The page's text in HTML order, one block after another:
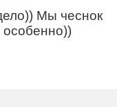
Мы чеснок